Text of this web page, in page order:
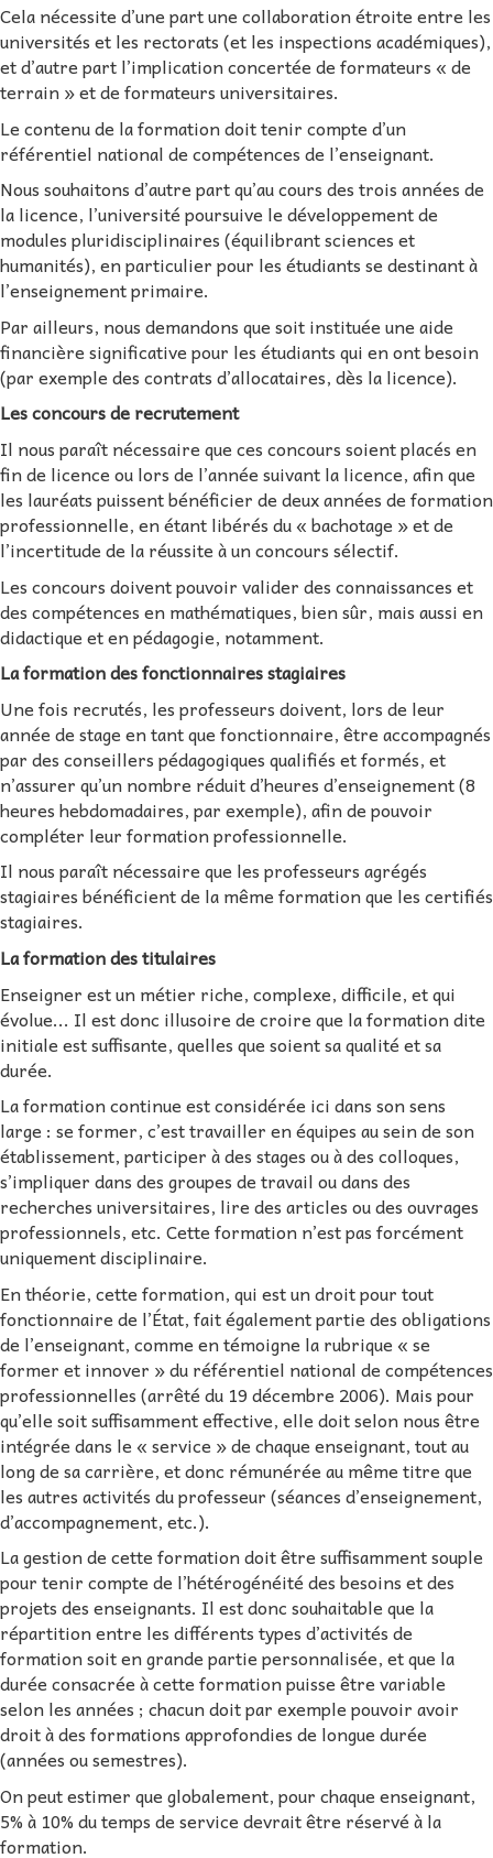
Cela nécessite d’une part une collaboration étroite entre les
universités et les rectorats (et les inspections académiques),
et d’autre part l’implication concertée de formateurs « de
terrain » et de formateurs universitaires.
Le contenu de la formation doit tenir compte d’un
référentiel national de compétences de l’enseignant.
Nous souhaitons d’autre part qu’au cours des trois années de
la licence, l’université poursuive le développement de
modules pluridisciplinaires (équilibrant sciences et
humanités), en particulier pour les étudiants se destinant à
l’enseignement primaire.
Par ailleurs, nous demandons que soit instituée une aide
financière significative pour les étudiants qui en ont besoin
(par exemple des contrats d’allocataires, dès la licence).
Les concours de recrutement
Il nous paraît nécessaire que ces concours soient placés en
fin de licence ou lors de l’année suivant la licence, afin que
les lauréats puissent bénéficier de deux années de formation
professionnelle, en étant libérés du « bachotage » et de
l’incertitude de la réussite à un concours sélectif.
Les concours doivent pouvoir valider des connaissances et
des compétences en mathématiques, bien sûr, mais aussi en
didactique et en pédagogie, notamment.
La formation des fonctionnaires stagiaires
Une fois recrutés, les professeurs doivent, lors de leur
année de stage en tant que fonctionnaire, être accompagnés
par des conseillers pédagogiques qualifiés et formés, et
n’assurer qu’un nombre réduit d’heures d’enseignement (8
heures hebdomadaires, par exemple), afin de pouvoir
compléter leur formation professionnelle.
Il nous paraît nécessaire que les professeurs agrégés
stagiaires bénéficient de la même formation que les certifiés
stagiaires.
La formation des titulaires
Enseigner est un métier riche, complexe, difficile, et qui
évolue... Il est donc illusoire de croire que la formation dite
initiale est suffisante, quelles que soient sa qualité et sa
durée.
La formation continue est considérée ici dans son sens
large : se former, c’est travailler en équipes au sein de son
établissement, participer à des stages ou à des colloques,
s’impliquer dans des groupes de travail ou dans des
recherches universitaires, lire des articles ou des ouvrages
professionnels, etc. Cette formation n’est pas forcément
uniquement disciplinaire.
En théorie, cette formation, qui est un droit pour tout
fonctionnaire de l’État, fait également partie des obligations
de l’enseignant, comme en témoigne la rubrique « se
former et innover » du référentiel national de compétences
professionnelles (arrêté du 19 décembre 2006). Mais pour
qu’elle soit suffisamment effective, elle doit selon nous être
intégrée dans le « service » de chaque enseignant, tout au
long de sa carrière, et donc rémunérée au même titre que
les autres activités du professeur (séances d’enseignement,
d’accompagnement, etc.).
La gestion de cette formation doit être suffisamment souple
pour tenir compte de l’hétérogénéité des besoins et des
projets des enseignants. Il est donc souhaitable que la
répartition entre les différents types d’activités de
formation soit en grande partie personnalisée, et que la
durée consacrée à cette formation puisse être variable
selon les années ; chacun doit par exemple pouvoir avoir
droit à des formations approfondies de longue durée
(années ou semestres).
On peut estimer que globalement, pour chaque enseignant,
5% à 10% du temps de service devrait être réservé à la
formation.